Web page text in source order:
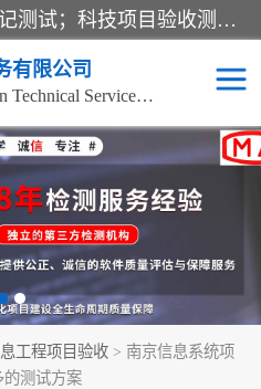
正检信服提供软件产品登记测试；科技项目验收测试；产品确认测试；功能测试；性能测试；安全测试；代码审计测试；漏洞扫描测试；渗透测试；风险评估测试；信息安全等级保护测评；双软认定；实验室建设质量体系建设；软件着作权、软件评测等服务。
有限公司
Guangdong Zhengxin Technical Service Co., Ltd
工程项目验收 > 南京信息系统项
的测试方案
数字信息化验收测评
信息系统漏洞扫描
软件产品登记测试
系统性能效率测试